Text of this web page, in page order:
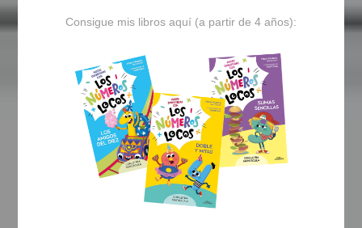
Consigue mis libros aquí (a partir de 4 años):